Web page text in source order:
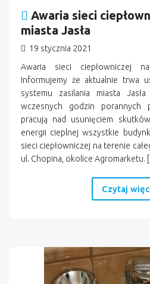
Awaria sieci
miasta Jasła
19 stycznia 2021
Awaria sieci ciepłowniczej
Informujemy że aktualnie trwa
systemu zasilania miasta
wczesnych godzin porannych
pracują nad usunięciem
energii cieplnej wszystkie
sieci ciepłowniczej na terenie
ul. Chopina, okolice Agromarketu.
Czytaj